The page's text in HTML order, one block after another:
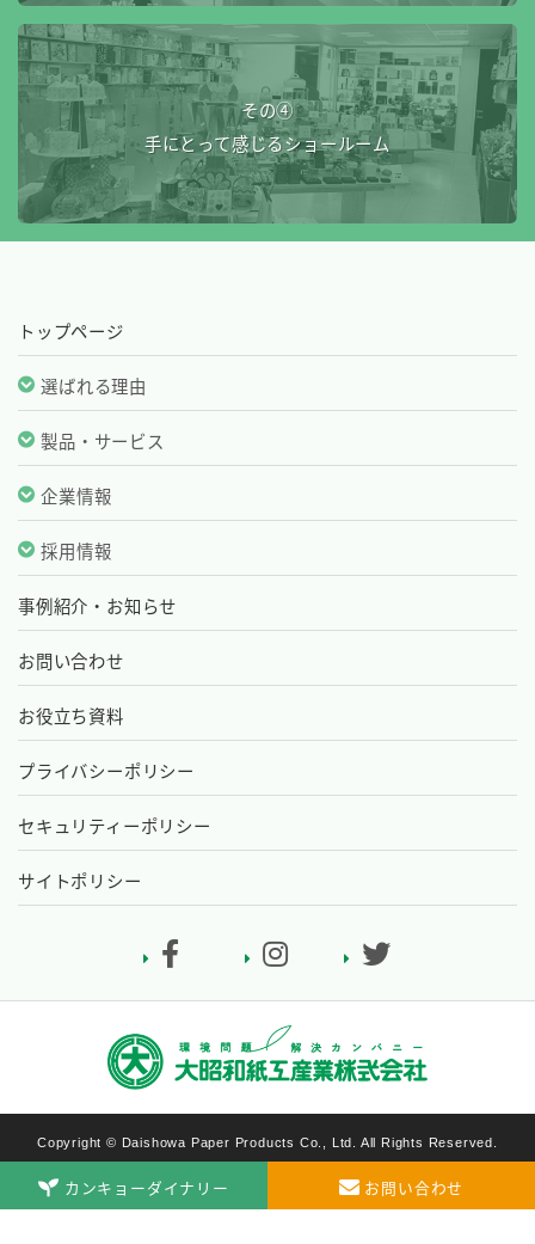
その④
手にとって感じるショールーム
トップページ
選ばれる理由
製品・サービス
企業情報
採用情報
事例紹介・お知らせ
お問い合わせ
お役立ち資料
プライバシーポリシー
セキュリティーポリシー
サイトポリシー
Copyright © Daishowa Paper Products Co., Ltd. All Rights Reserved.
カンキョーダイナリー お問い合わせ